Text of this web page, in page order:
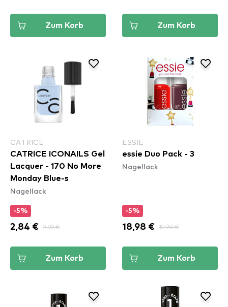
Zum Korb Zum Korb
CATRICE
CATRICE ICONAILS Gel
Lacquer - 170 No More
Monday Blue-s
Nagellack
-5%
2,84 € 2,99 €
Zum Korb
ESSIE
essie Duo Pack - 3
Nagellack
-5%
18,98 € 19,98 €
Zum Korb